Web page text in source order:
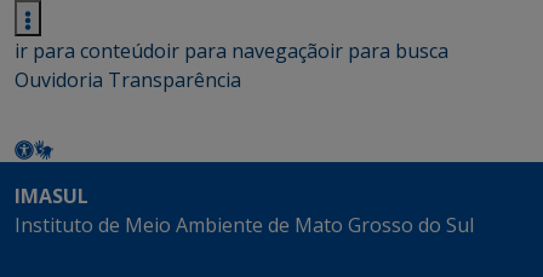
ir para conteúdoir para navegaçãoir para busca
Ouvidoria Transparência
IMASUL
Instituto de Meio Ambiente de Mato Grosso do Sul